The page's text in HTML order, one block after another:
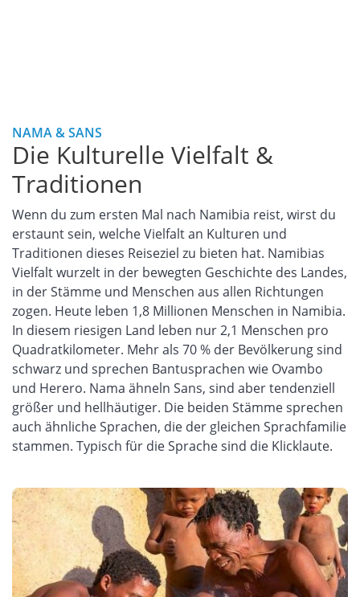
NAMA & SANS
Die Kulturelle Vielfalt &
Traditionen
Wenn du zum ersten Mal nach Namibia reist, wirst du
erstaunt sein, welche Vielfalt an Kulturen und
Traditionen dieses Reiseziel zu bieten hat. Namibias
Vielfalt wurzelt in der bewegten Geschichte des Landes,
in der Stämme und Menschen aus allen Richtungen
zogen. Heute leben 1,8 Millionen Menschen in Namibia.
In diesem riesigen Land leben nur 2,1 Menschen pro
Quadratkilometer. Mehr als 70 % der Bevölkerung sind
schwarz und sprechen Bantusprachen wie Ovambo
und Herero. Nama ähneln Sans, sind aber tendenziell
größer und hellhäutiger. Die beiden Stämme sprechen
auch ähnliche Sprachen, die der gleichen Sprachfamilie
stammen. Typisch für die Sprache sind die Klicklaute.